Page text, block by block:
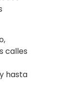
calles
hasta